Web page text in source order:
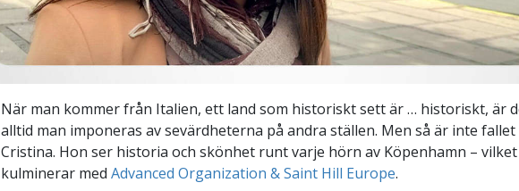
När man kommer från Italien, ett land som historiskt sett är … historiskt, är
alltid man imponeras av sevärdheterna på andra ställen. Men så är inte
Cristina. Hon ser historia och skönhet runt varje hörn av Köpenhamn – vilket
kulminerar med Advanced Organization & Saint Hill Europe.